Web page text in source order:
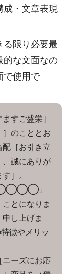
成・文章表現
る限り必要最
的な文面なの
で使用で
すご盛栄］
］のこととお
［お引き立
誠にありが
］。
◯◯◯◯」
とになりま
し上げま
徴やメリッ
ーズにお応